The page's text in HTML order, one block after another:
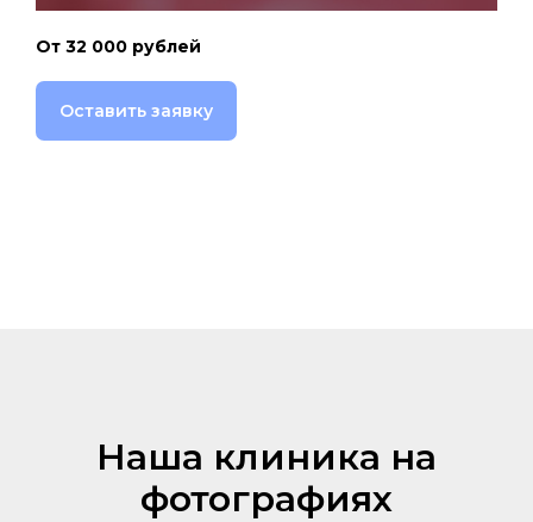
От 32 000 рублей
Оставить заявку
Наша клиника на
фотографиях